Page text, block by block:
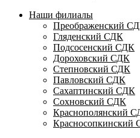
Наши филиалы
Преображенский
Гляденский СДК
Подсосенский СДК
Дороховский СДК
Степновский СДК
Павловский СДК
Сахаптинский СДК
Сохновский СДК
Краснополянский
Красносопкинский